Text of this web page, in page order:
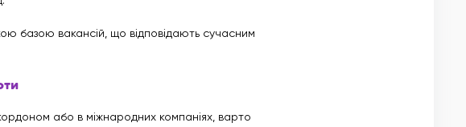
базою вакансій, що відповідають сучасним
або в міжнародних компаніях, варто